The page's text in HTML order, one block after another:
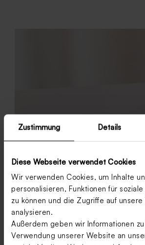
Zustimmung Details
Diese Webseite verwendet Cookies
Wir verwenden Cookies, um Inhalte
personalisieren, Funktionen für
zu können und die Zugriffe auf
analysieren.
Außerdem geben wir Informationen
Verwendung unserer Website an
Einladungskarten zur Kommunion &
Konfirmation 2020